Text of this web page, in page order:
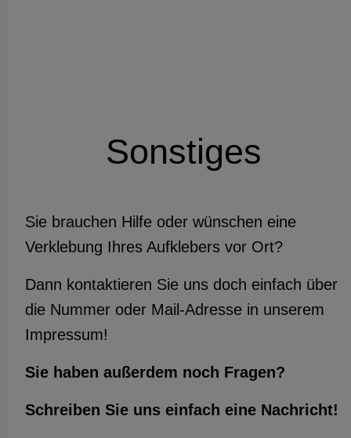
Sonstiges
Sie brauchen Hilfe oder wünschen eine
Verklebung Ihres Aufklebers vor Ort?
Dann kontaktieren Sie uns doch einfach über
die Nummer oder Mail-Adresse in unserem
Impressum!
Sie haben außerdem noch Fragen?
Schreiben Sie uns einfach eine Nachricht!